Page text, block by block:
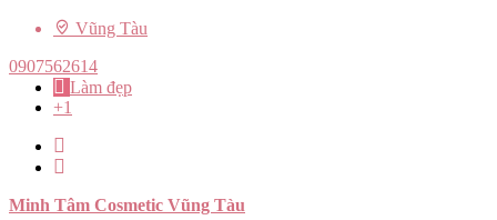
Vũng Tàu
0907562614
Làm đẹp
+1
Minh Tâm Cosmetic Vũng Tàu